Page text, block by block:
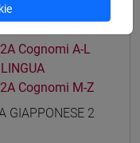
Cognomi A-L
Cognomi M-Z
GIAPPONESE 2